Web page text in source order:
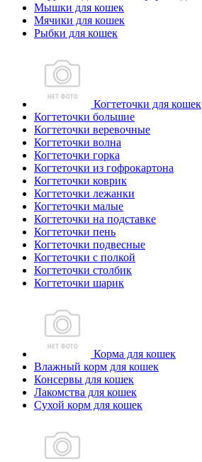
Мышки для кошек
Мячики для кошек
Рыбки для кошек
Когтеточки для кошек
Когтеточки большие
Когтеточки веревочные
Когтеточки волна
Когтеточки горка
Когтеточки из гофрокартона
Когтеточки коврик
Когтеточки лежанки
Когтеточки малые
Когтеточки на подставке
Когтеточки пень
Когтеточки подвесные
Когтеточки с полкой
Когтеточки столбик
Когтеточки шарик
Корма для кошек
Влажный корм для кошек
Консервы для кошек
Лакомства для кошек
Сухой корм для кошек